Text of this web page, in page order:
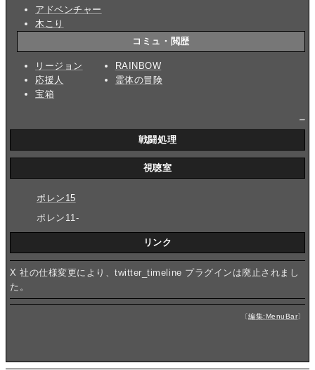
アドベンチャー
木こり
コミュ・閲歴
リージョン
応援人
宝箱
RAINBOW
霊体の冒険
戦闘処理
視聴室
ポレン15
ポレン11-
リンク
X 社の仕様変更により、twitter_timeline プラグインは廃止されまし
た。
〔編集:MenuBar〕